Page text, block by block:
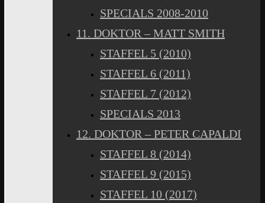
SPECIALS 2008-2010
11. DOKTOR – MATT SMITH
STAFFEL 5 (2010)
STAFFEL 6 (2011)
STAFFEL 7 (2012)
SPECIALS 2013
12. DOKTOR – PETER CAPALDI
STAFFEL 8 (2014)
STAFFEL 9 (2015)
STAFFEL 10 (2017)